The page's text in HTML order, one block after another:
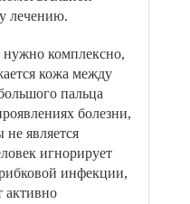
лечению.
комплексно,
кожа между
пальца
болезни,
не является
игнорирует
инфекции,
активно